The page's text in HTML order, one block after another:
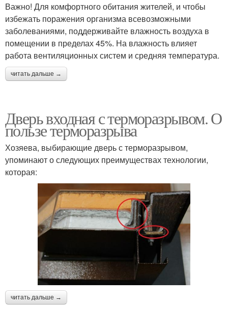
Важно! Для комфортного обитания жителей, и чтобы
избежать поражения организма всевозможными
заболеваниями, поддерживайте влажность воздуха в
помещении в пределах 45%. На влажность влияет
работа вентиляционных систем и средняя температура.
читать дальше →
Дверь входная с терморазрывом. О
пользе терморазрыва
Хозяева, выбирающие дверь с терморазрывом,
упоминают о следующих преимуществах технологии,
которая:
читать дальше →